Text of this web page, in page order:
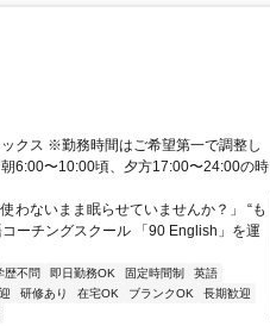
クス ※勤務時間はご希望第一で調整し
6:00〜10:00頃、夕方17:00〜24:00の時
わないまま眠らせていませんか？」 “も
ーチングスクール 「90 English」を運
歴不問 即日勤務OK 固定時間制
英語
研修あり 在宅OK ブランクOK
長期歓迎